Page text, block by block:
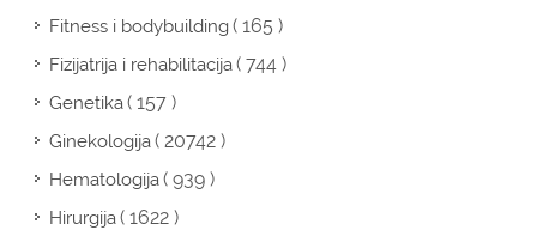
Fitness i bodybuilding( 165 )
Fizijatrija i rehabilitacija( 744 )
Genetika( 157 )
Ginekologija( 20742 )
Hematologija( 939 )
Hirurgija( 1622 )